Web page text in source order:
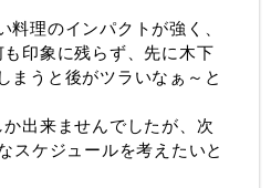
料理のインパクトが強く、
印象に残らず、先に木下
まうと後がツラいなぁ～と
出来ませんでしたが、次
スケジュールを考えたいと